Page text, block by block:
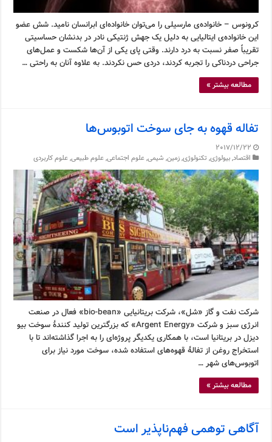
کرونوس – خانواده‌ی مارسیلی را می‌توان خانواده‌ای ابرانسان نامید. شش عضو
این خانواده‌ی ایتالیایی به دلیل یک جهش ژنتیکی نادر در بدنشان حساسیتی
تقریباً صفر نسبت به درد دارند. وقتی پای یکی از آن‌ها شکست و عمل‌های
جراحی دردناکی را تجربه کردند، دردی حس نکردند. به علاوه آنان به راحتی …
مطالعه بیشتر »
تفاله قهوه به جای سوخت اتوبوس‌ها
2017/12/22
اقتصاد,بیولوژی, تکنولوژی,زمین, شیمی,علوم اجتماعی,علوم طبیعی,علوم کاربردی
شرکت نفت و گاز «شل»، شرکت بریتانیایی «bio-bean» فعال در صنعت
انرژی سبز و شرکت «Argent Energy» که بزرگترین تولید کنندۀ سوخت بیو‌
دیزل در بریتانیا است، با همکاری یکدیگر پروژه‌ای را به اجرا گذاشته‌اند تا با
استخراج روغن از تفالۀ قهوه‌های استفاده شده، سوخت مورد نیاز برای
اتوبوس‌های شهر …
مطالعه بیشتر »
آگاهی توهمی فهم‌ناپذیر است